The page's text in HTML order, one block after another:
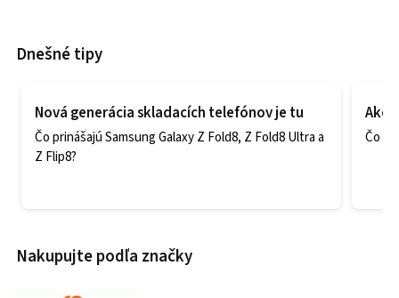
Dnešné tipy
Nová generácia skladacích telefónov je tu
Čo prinášajú Samsung Galaxy Z Fold8, Z Fold8 Ultra a
Z Flip8?
Ako
Čo
Nakupujte podľa značky